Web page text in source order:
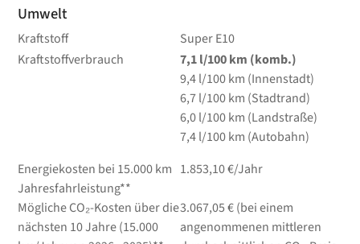
Umwelt
Kraftstoff
Super E10
Kraftstoffverbrauch
7,1l/100 km (komb.)
9,4l/100 km (Innenstadt)
6,7l/100 km (Stadtrand)
6,0l/100 km (Landstraße)
7,4l/100 km (Autobahn)
Energiekosten bei 15.000 km
Jahresfahrleistung**
1.853,10 €/Jahr
Mögliche CO₂-Kosten über die
nächsten 10 Jahre (15.000
3.067,05 € (bei einem
angenommenen mittleren